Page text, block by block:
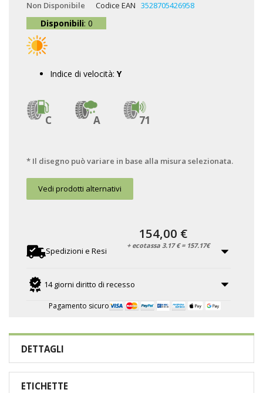
Non Disponibile Codice EAN 3528705426958
Disponibili: 0
Indice di velocità: Y
C A 71
* Il disegno può variare in base alla misura selezionata.
Vedi prodotti alternativi
Spedizioni e Resi
14 giorni diritto di recesso
Pagamento sicuro
154,00 €
+ ecotassa 3.17 € = 157.17€
immagini
DETTAGLI
ETICHETTE